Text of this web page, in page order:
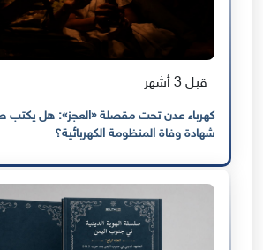
قبل 3 أشهر
شهادة وفاة المنظومة الكهربائية؟